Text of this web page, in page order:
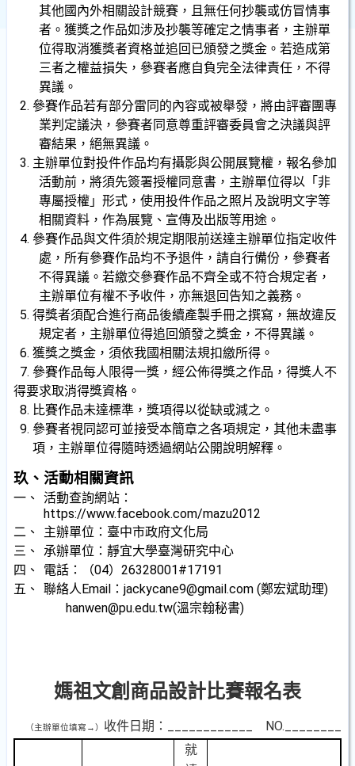
其他國內外相關設計競賽，且無任何抄襲或仿冒情事
者。獲獎之作品如涉及抄襲等確定之情事者，主辦單
位得取消獲獎者資格並追回已頒發之獎金。若造成第
三者之權益損失，參賽者應自負完全法律責任，不得
異議。
2. 參賽作品若有部分雷同的內容或被舉發，將由評審團專
業判定議決，參賽者同意尊重評審委員會之決議與評
審結果，絕無異議。
3. 主辦單位對投件作品均有攝影與公開展覽權，報名參加
活動前，將須先簽署授權同意書，主辦單位得以「非
專屬授權」形式，使用投件作品之照片及說明文字等
相關資料，作為展覽、宣傳及出版等用途。
4. 參賽作品與文件須於規定期限前送達主辦單位指定收件
處，所有參賽作品均不予退件，請自行備份，參賽者
不得異議。若繳交參賽作品不齊全或不符合規定者，
主辦單位有權不予收件，亦無退回告知之義務。
5. 得獎者須配合進行商品後續產製手冊之撰寫，無故違反
規定者，主辦單位得追回頒發之獎金，不得異議。
6. 獲獎之獎金，須依我國相關法規扣繳所得。
7. 參賽作品每人限得一獎，經公佈得獎之作品，得獎人不
得要求取消得獎資格。
8. 比賽作品未達標準，獎項得以從缺或減之。
9. 參賽者視同認可並接受本簡章之各項規定，其他未盡事
項，主辦單位得隨時透過網站公開說明解釋。
玖、活動相關資訊
一、 活動查詢網站：
https://www.facebook.com/mazu2012
二、
主辦單位：臺中市政府文化局
三、 承辦單位：靜宜大學臺灣研究中心
四、
電話：（04） 26328001#17191
五、 聯絡人Email ： jackycane9@gmail.com (鄭宏斌助理)
hanwen@pu.edu.tw(溫宗翰秘書)
媽祖文創商品設計比賽報名表
（主辦單位填寫 →） 收件日期：____________ NO.________
就